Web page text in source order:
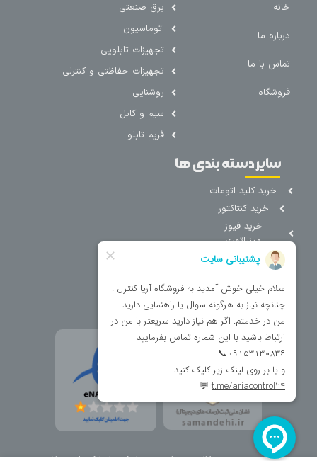
خانه
درباره ما
تماس با ما
فروشگاه
برق صنعتی
اتوماسیون
تجهیزات تابلویی
تجهیزات حفاظتی و کنترلی
روشنایی
سیم و کابل
فریم تابلو
سایر دسته بندی ها
خرید کلید اتومات
خرید کنتاکتور
خرید فیوز
مینیاتوری
خرید میکرو
خرید پدال
صنعتی